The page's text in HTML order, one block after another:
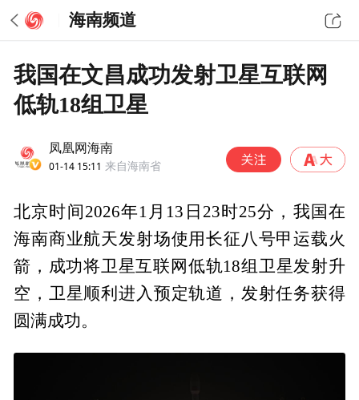
海南频道
我国在文昌成功发射卫星互联网
低轨18组卫星
凤凰网海南
01-14 15:11 来自海南省
北京时间2026年1月13日23时25分，我国在
海南商业航天发射场使用长征八号甲运载火
箭，成功将卫星互联网低轨18组卫星发射升
空，卫星顺利进入预定轨道，发射任务获得
圆满成功。